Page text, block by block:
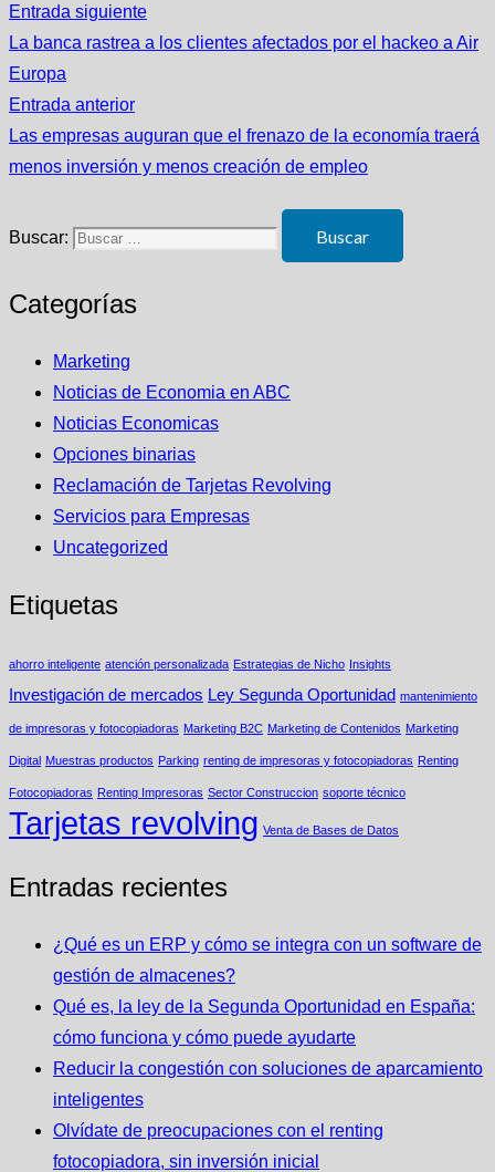
Entrada siguiente
La banca rastrea a los clientes afectados por el hackeo a Air
Europa
Entrada anterior
Las empresas auguran que el frenazo de la economía traerá
menos inversión y menos creación de empleo
Buscar:
Categorías
Marketing
Noticias de Economia en ABC
Noticias Economicas
Opciones binarias
Reclamación de Tarjetas Revolving
Servicios para Empresas
Uncategorized
Etiquetas
ahorro inteligente atención personalizada Estrategias de Nicho Insights
Investigación de mercados Ley Segunda Oportunidad mantenimiento
de impresoras y fotocopiadoras Marketing B2C Marketing de Contenidos Marketing
Digital Muestras productos Parking renting de impresoras y fotocopiadoras Renting
Fotocopiadoras Renting Impresoras Sector Construccion soporte técnico
Tarjetas revolving Venta de Bases de Datos
Entradas recientes
¿Qué es un ERP y cómo se integra con un software de
gestión de almacenes?
Qué es, la ley de la Segunda Oportunidad en España:
cómo funciona y cómo puede ayudarte
Reducir la congestión con soluciones de aparcamiento
inteligentes
Olvídate de preocupaciones con el renting
fotocopiadora, sin inversión inicial